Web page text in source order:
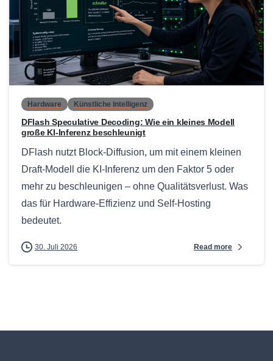
Hardware Künstliche Intelligenz
DFlash Speculative Decoding: Wie ein kleines Modell
große KI-Inferenz beschleunigt
DFlash nutzt Block-Diffusion, um mit einem kleinen
Draft-Modell die KI-Inferenz um den Faktor 5 oder
mehr zu beschleunigen – ohne Qualitätsverlust. Was
das für Hardware-Effizienz und Self-Hosting
bedeutet.
30. Juli 2026 Read more